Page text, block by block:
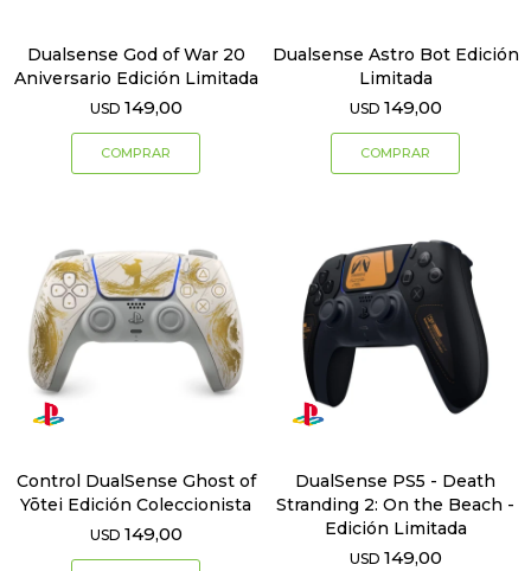
Dualsense God of War 20
Aniversario Edición Limitada
USD 149,00
Dualsense Astro Bot Edición
Limitada
USD 149,00
Control DualSense Ghost of
Yōtei Edición Coleccionista
USD 149,00
DualSense PS5 - Death
Stranding 2: On the Beach -
Edición Limitada
USD 149,00